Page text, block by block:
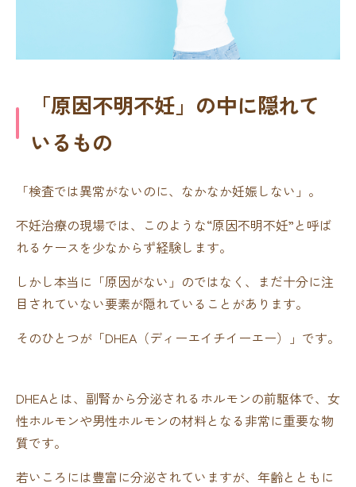
「原因不明不妊」の中に隠れて
いるもの
「検査では異常がないのに、なかなか妊娠しない」。
不妊治療の現場では、このような“原因不明不妊”と呼ば
れるケースを少なからず経験します。
しかし本当に「原因がない」のではなく、まだ十分に注
目されていない要素が隠れていることがあります。
そのひとつが「DHEA（ディーエイチイーエー）」です。
DHEAとは、副腎から分泌されるホルモンの前駆体で、女
性ホルモンや男性ホルモンの材料となる非常に重要な物
質です。
若いころには豊富に分泌されていますが、年齢とともに